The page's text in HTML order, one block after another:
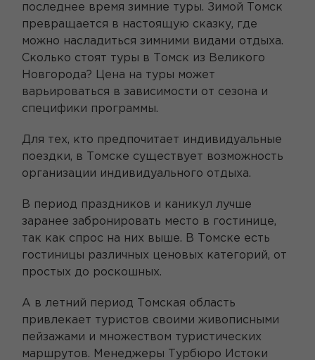
последнее время зимние туры. Зимой Томск
превращается в настоящую сказку, где
можно насладиться зимними видами отдыха.
Сколько стоят туры в Томск из Великого
Новгорода? Цена на туры может
варьироваться в зависимости от сезона и
специфики программы.
Для тех, кто предпочитает индивидуальные
поездки, в Томске существует возможность
организации индивидуального отдыха.
В период праздников и каникул лучше
заранее забронировать место в гостинице,
так как спрос на них выше. В Томске есть
гостиницы различных ценовых категорий, от
простых до роскошных.
А в летний период Томская область
привлекает туристов своими живописными
пейзажами и множеством туристических
маршрутов. Менеджеры Турбюро Истоки